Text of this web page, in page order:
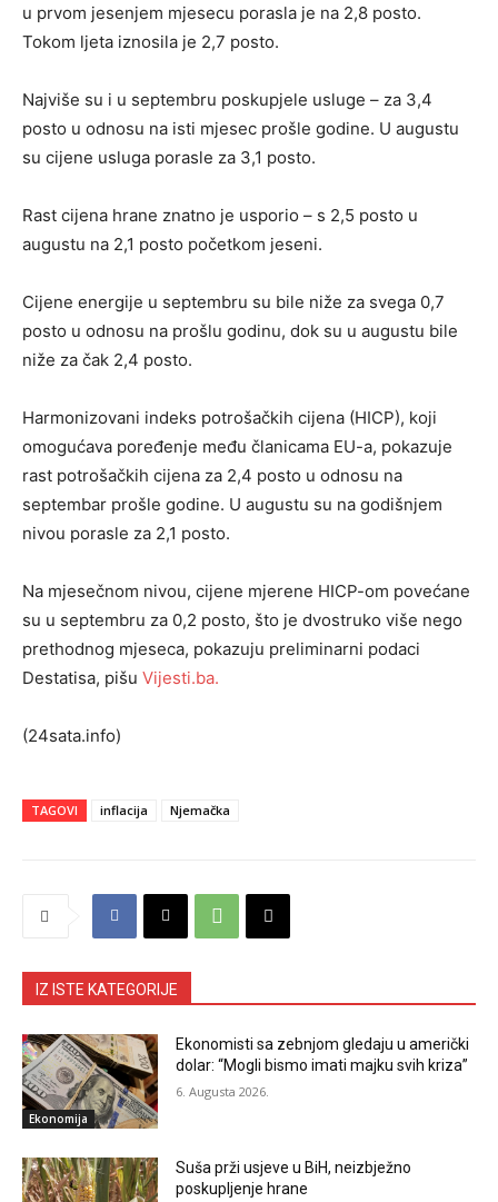
u prvom jesenjem mjesecu porasla je na 2,8 posto.
Tokom ljeta iznosila je 2,7 posto.
Najviše su i u septembru poskupjele usluge – za 3,4
posto u odnosu na isti mjesec prošle godine. U augustu
su cijene usluga porasle za 3,1 posto.
Rast cijena hrane znatno je usporio – s 2,5 posto u
augustu na 2,1 posto početkom jeseni.
Cijene energije u septembru su bile niže za svega 0,7
posto u odnosu na prošlu godinu, dok su u augustu bile
niže za čak 2,4 posto.
Harmonizovani indeks potrošačkih cijena (HICP), koji
omogućava poređenje među članicama EU-a, pokazuje
rast potrošačkih cijena za 2,4 posto u odnosu na
septembar prošle godine. U augustu su na godišnjem
nivou porasle za 2,1 posto.
Na mjesečnom nivou, cijene mjerene HICP-om povećane
su u septembru za 0,2 posto, što je dvostruko više nego
prethodnog mjeseca, pokazuju preliminarni podaci
Destatisa, pišu Vijesti.ba.
(24sata.info)
TAGOVI inflacija Njemačka
IZ ISTE KATEGORIJE
Ekonomija
Ekonomisti sa zebnjom gledaju u američki
dolar: “Mogli bismo imati majku svih kriza”
6. Augusta 2026.
Suša prži usjeve u BiH, neizbježno
poskupljenje hrane